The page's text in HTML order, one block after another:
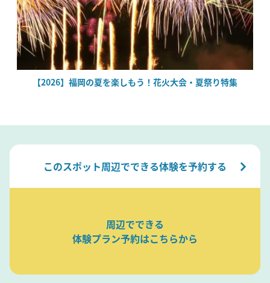
【2026】福岡の夏を楽しもう！花火大会・夏祭り特集
このスポット周辺でできる体験を予約する
周辺でできる
体験プラン予約はこちらから